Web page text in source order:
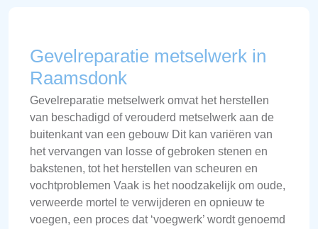
Gevelreparatie metselwerk in
Raamsdonk
Gevelreparatie metselwerk omvat het herstellen
van beschadigd of verouderd metselwerk aan de
buitenkant van een gebouw Dit kan variëren van
het vervangen van losse of gebroken stenen en
bakstenen, tot het herstellen van scheuren en
vochtproblemen Vaak is het noodzakelijk om oude,
verweerde mortel te verwijderen en opnieuw te
voegen, een proces dat ‘voegwerk’ wordt genoemd